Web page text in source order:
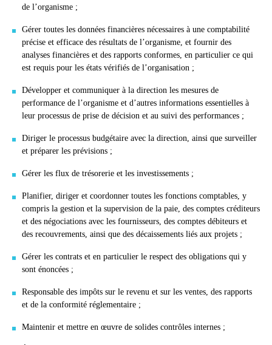
de l’organisme ;
Gérer toutes les données financières nécessaires à une comptabilité
précise et efficace des résultats de l’organisme, et fournir des
analyses financières et des rapports conformes, en particulier ce qui
est requis pour les états vérifiés de l’organisation ;
Développer et communiquer à la direction les mesures de
performance de l’organisme et d’autres informations essentielles à
leur processus de prise de décision et au suivi des performances ;
Diriger le processus budgétaire avec la direction, ainsi que surveiller
et préparer les prévisions ;
Gérer les flux de trésorerie et les investissements ;
Planifier, diriger et coordonner toutes les fonctions comptables, y
compris la gestion et la supervision de la paie, des comptes créditeurs
et des négociations avec les fournisseurs, des comptes débiteurs et
des recouvrements, ainsi que des décaissements liés aux projets ;
Gérer les contrats et en particulier le respect des obligations qui y
sont énoncées ;
Responsable des impôts sur le revenu et sur les ventes, des rapports
et de la conformité réglementaire ;
Maintenir et mettre en œuvre de solides contrôles internes ;